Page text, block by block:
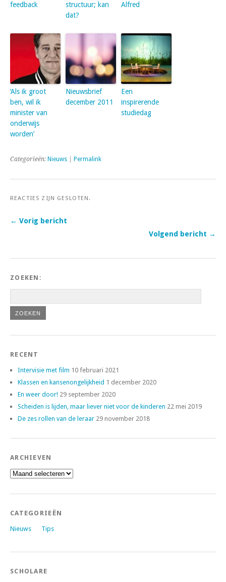
feedback
structuur; kan
dat?
Alfred
‘Als ik groot
ben, wil ik
minister van
onderwijs
worden’
Nieuwsbrief
december 2011
Een
inspirerende
studiedag
Categorieën: Nieuws Permalink
REACTIES ZIJN GESLOTEN.
← Vorig bericht
Volgend bericht →
ZOEKEN:
RECENT
Intervisie met film 10 februari 2021
Klassen en kansenongelijkheid 1 december 2020
En weer door! 29 september 2020
Scheiden is lijden, maar liever niet voor de kinderen 22 mei 2019
De zes rollen van de leraar 29 november 2018
ARCHIEVEN
Archieven
CATEGORIEËN
Nieuws Tips
SCHOLARE